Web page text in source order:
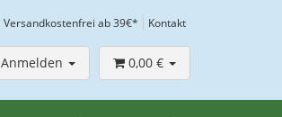
Versandkostenfrei ab 39€* Kontakt
Anmelden 0,00 €